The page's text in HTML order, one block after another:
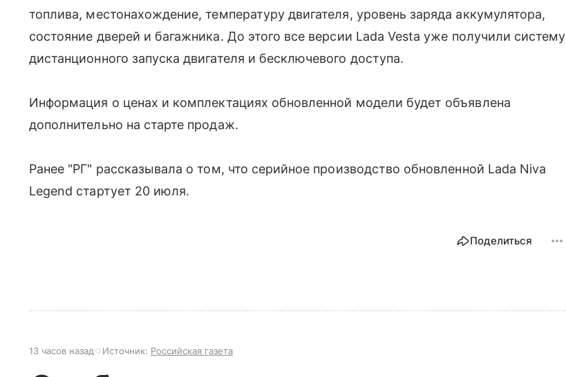
топлива, местонахождение, температуру двигателя, уровень заряда аккумулятора,
состояние дверей и багажника. До этого все версии Lada Vesta уже получили систему
дистанционного запуска двигателя и бесключевого доступа.
Информация о ценах и комплектациях обновленной модели будет объявлена
дополнительно на старте продаж.
Ранее "РГ" рассказывала о том, что серийное производство обновленной Lada Niva
Legend стартует 20 июля.
Поделиться
13 часов назад Источник: Российская газета